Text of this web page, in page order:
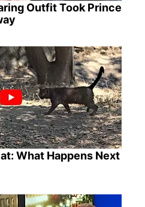
Outfit Took Prince
What Happens Next